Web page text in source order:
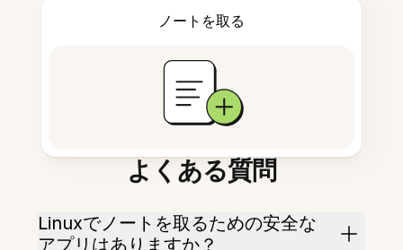
ノートを取る
よくある質問
Linuxでノートを取るための安全な
アプリはありますか？